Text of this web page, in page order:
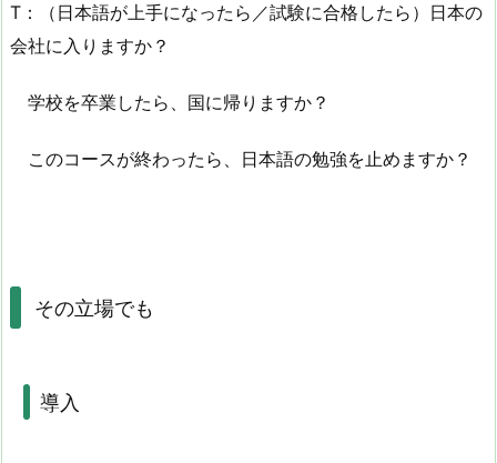
T：（日本語が上手になったら／試験に合格したら）日本の
会社に入りますか？
学校を卒業したら、国に帰りますか？
このコースが終わったら、日本語の勉強を止めますか？
その立場でも
導入